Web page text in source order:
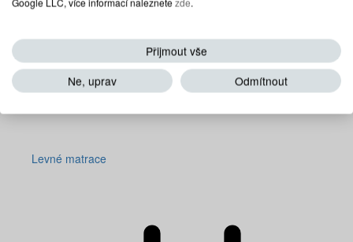
Levné matrace
Přijmout vše
Ne, uprav
Odmítnout